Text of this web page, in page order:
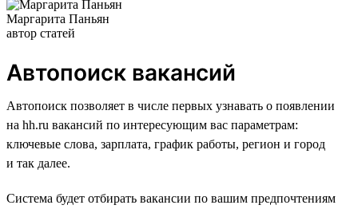
Маргарита Паньян
автор статей
Автопоиск вакансий
Автопоиск позволяет в числе первых узнавать о появлении
на hh.ru вакансий по интересующим вас параметрам:
ключевые слова, зарплата, график работы, регион и город
и так далее.
Система будет отбирать вакансии по вашим предпочтениям